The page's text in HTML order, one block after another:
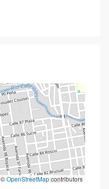
©OpenStreetMapcontributors